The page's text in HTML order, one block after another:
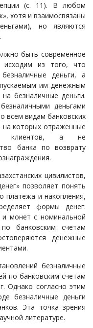
(с. 11). В любом
хотя и взаимосвязаны
но являются
быть современное
исходим из того, что
деньги, а
им денежным
безналичные деньги.
деньгами
всем видам банковских
на которых отраженные
клиентов, а не
банка по возврату
цивилистов,
позволяет понять
платежа и накопления,
формы денег:
монет с номинальной
банковским счетам
денежные
безналичные
по банковским счетам
Однако согласно этим
безналичные деньги
Эта точка зрения
литературе.